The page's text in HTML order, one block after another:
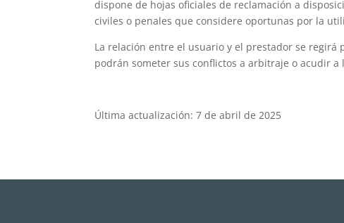
dispone de hojas oficiales de reclamación a
civiles o penales que considere oportunas por la
La relación entre el usuario y el prestador se
podrán someter sus conflictos a arbitraje o acudir
Última actualización: 7 de abril de 2025